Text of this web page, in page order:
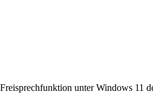
Freisprechfunktion unter Windows 11